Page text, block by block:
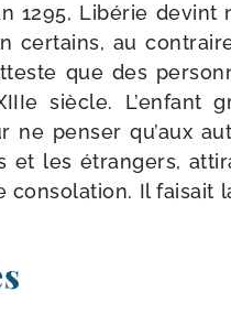
1295, Libérie devint
cer­tains, au
que des
siècle. L’enfant
ne pen­ser qu’aux
et les étran­gers,
Il fai­sait